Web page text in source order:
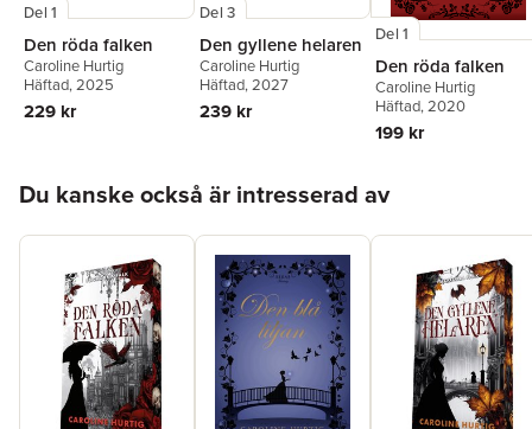
Del 1
Den röda falken
Caroline Hurtig
Häftad, 2025
229 kr
Del 3
Den gyllene helaren
Caroline Hurtig
Häftad, 2027
239 kr
Del 1
Den röda falken
Caroline Hurtig
Häftad, 2020
199 kr
Du kanske också är intresserad av